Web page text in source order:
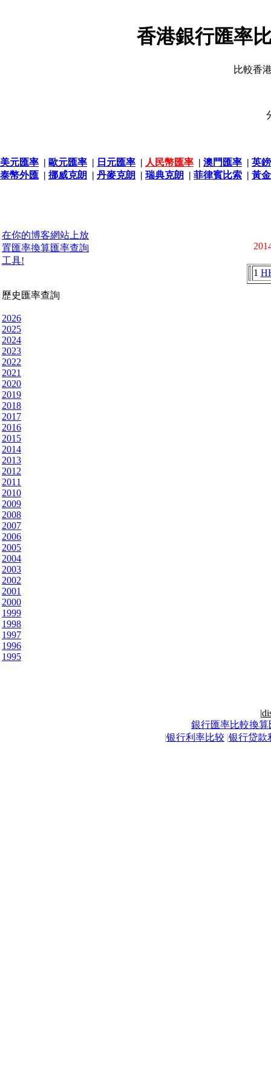
香港銀行匯率
比較香
美元匯率 | 歐元匯率 | 日元匯率 | 人民幣匯率 | 澳門匯率 | 英
泰幣外匯 | 挪威克朗 | 丹麥克朗 | 瑞典克朗 | 菲律賓比索 | 黃
在你的博客網站上放
置匯率換算匯率查詢
工具!
歷史匯率查詢
2026
2025
2024
2023
2022
2021
2020
2019
2018
2017
2016
2015
2014
2013
2012
2011
2010
2009
2008
2007
2006
2005
2004
2003
2002
2001
2000
1999
1998
1997
1996
1995
1
|
銀行匯率比較換算
|银行利率比较 |银行贷款